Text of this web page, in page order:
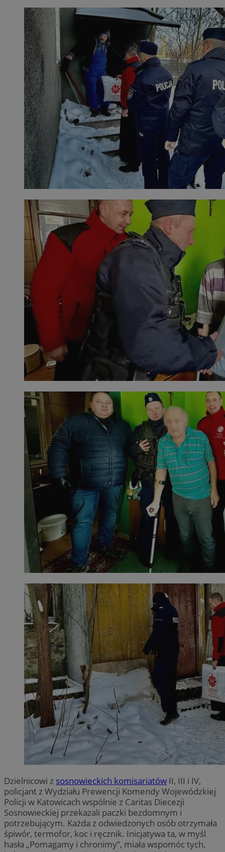
Dzielnicowi z sosnowieckich komisariatów II, III i IV,
policjant z Wydziału Prewencji Komendy Wojewódzkiej
Policji w Katowicach wspólnie z Caritas Diecezji
Sosnowieckiej przekazali paczki bezdomnym i
potrzebującym. Każda z odwiedzonych osób otrzymała
śpiwór, termofor, koc i ręcznik. Inicjatywa ta, w myśl
hasła „Pomagamy i chronimy”, miała wspomóc tych,